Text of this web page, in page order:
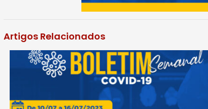
Artigos Relacionados